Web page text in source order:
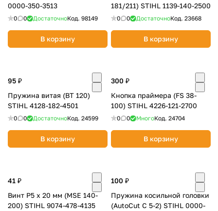
0000-350-3513
0 0 ДостаточноКод. 98149
В корзину
181/211) STIHL 1139-140-2500
0 0 ДостаточноКод. 23668
В корзину
95 ₽
Пружина витая (ВТ 120)
STIHL 4128-182-4501
0 0 ДостаточноКод. 24599
В корзину
300 ₽
Кнопка праймера (FS 38-
100) STIHL 4226-121-2700
0 0 МногоКод. 24704
В корзину
41 ₽
Винт P5 x 20 мм (MSE 140-
200) STIHL 9074-478-4135
100 ₽
Пружина косильной головки
(AutoCut С 5-2) STIHL 0000-